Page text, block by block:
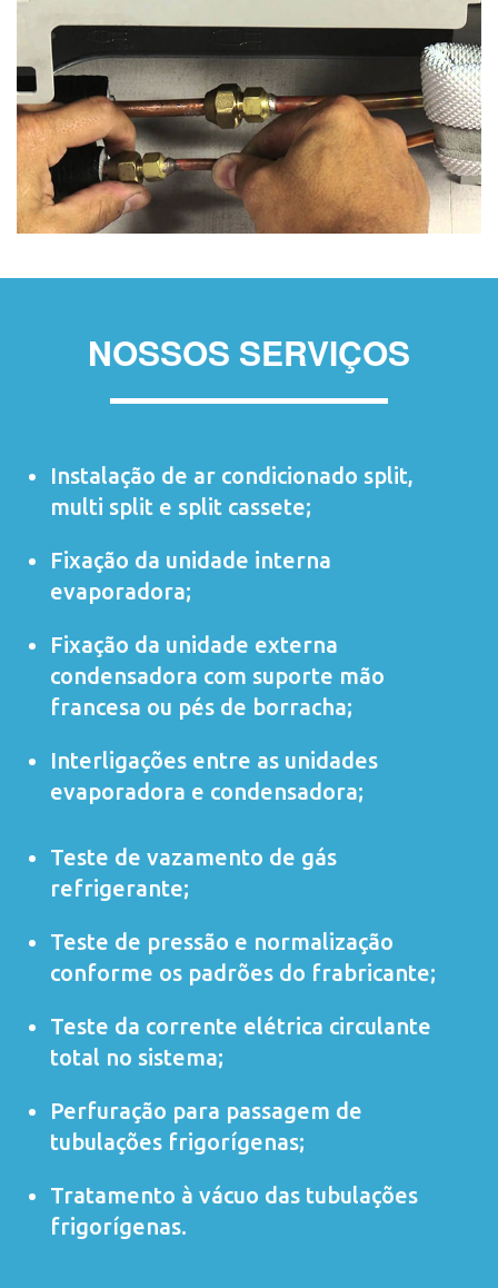
NOSSOS SERVIÇOS
Instalação de ar condicionado split,
multi split e split cassete;
Fixação da unidade interna
evaporadora;
Fixação da unidade externa
condensadora com suporte mão
francesa ou pés de borracha;
Interligações entre as unidades
evaporadora e condensadora;
Teste de vazamento de gás
refrigerante;
Teste de pressão e normalização
conforme os padrões do frabricante;
Teste da corrente elétrica circulante
total no sistema;
Perfuração para passagem de
tubulações frigorígenas;
Tratamento à vácuo das tubulações
frigorígenas.